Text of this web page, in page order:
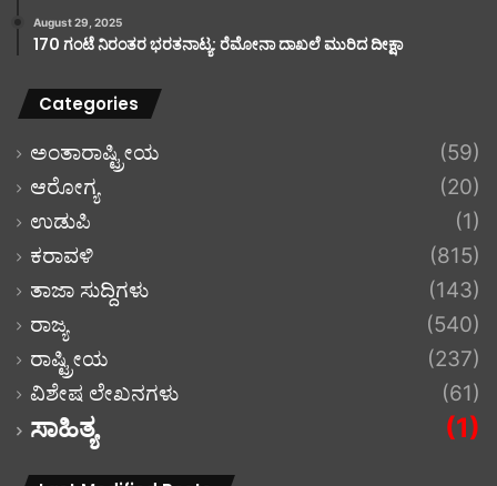
August 29, 2025
170 ಗಂಟೆ ನಿರಂತರ ಭರತನಾಟ್ಯ: ರೆಮೋನಾ ದಾಖಲೆ ಮುರಿದ ದೀಕ್ಷಾ
Categories
ಅಂತಾರಾಷ್ಟ್ರೀಯ
(59)
ಆರೋಗ್ಯ
(20)
ಉಡುಪಿ
(1)
ಕರಾವಳಿ
(815)
ತಾಜಾ ಸುದ್ದಿಗಳು
(143)
ರಾಜ್ಯ
(540)
ರಾಷ್ಟ್ರೀಯ
(237)
ವಿಶೇಷ ಲೇಖನಗಳು
(61)
ಸಾಹಿತ್ಯ (1)